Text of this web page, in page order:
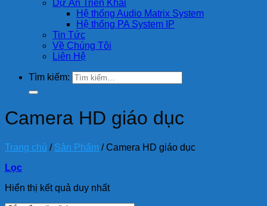
Dự Án Triển Khai
Hệ thống Audio Matrix System
Hệ thống PA System IP
Tin Tức
Về Chúng Tôi
Liên Hệ
Tìm kiếm:
Camera HD giáo dục
Trang chủ / Sản Phẩm /Camera HD giáo dục
Lọc
Hiển thị kết quả duy nhất